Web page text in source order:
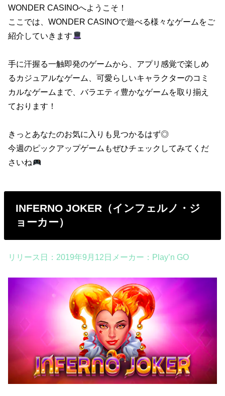
WONDER CASINOへようこそ！
ここでは、WONDER CASINOで遊べる様々なゲームをご
紹介していきます
手に汗握る一触即発のゲームから、アプリ感覚で楽しめ
るカジュアルなゲーム、可愛らしいキャラクターのコミ
カルなゲームまで、バラエティ豊かなゲームを取り揃え
ております！
きっとあなたのお気に入りも見つかるはず◎
今週のピックアップゲームもぜひチェックしてみてくだ
さいね
INFERNO JOKER（インフェルノ・ジ
ョーカー）
リリース日：2019年9月12日メーカー：Play’n GO